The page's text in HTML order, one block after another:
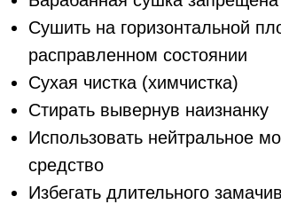
Сушить на горизонтальной
расправленном состоянии
Сухая чистка (химчистка)
Стирать вывернув наизнанку
Использовать нейтральное
средство
Избегать длительного